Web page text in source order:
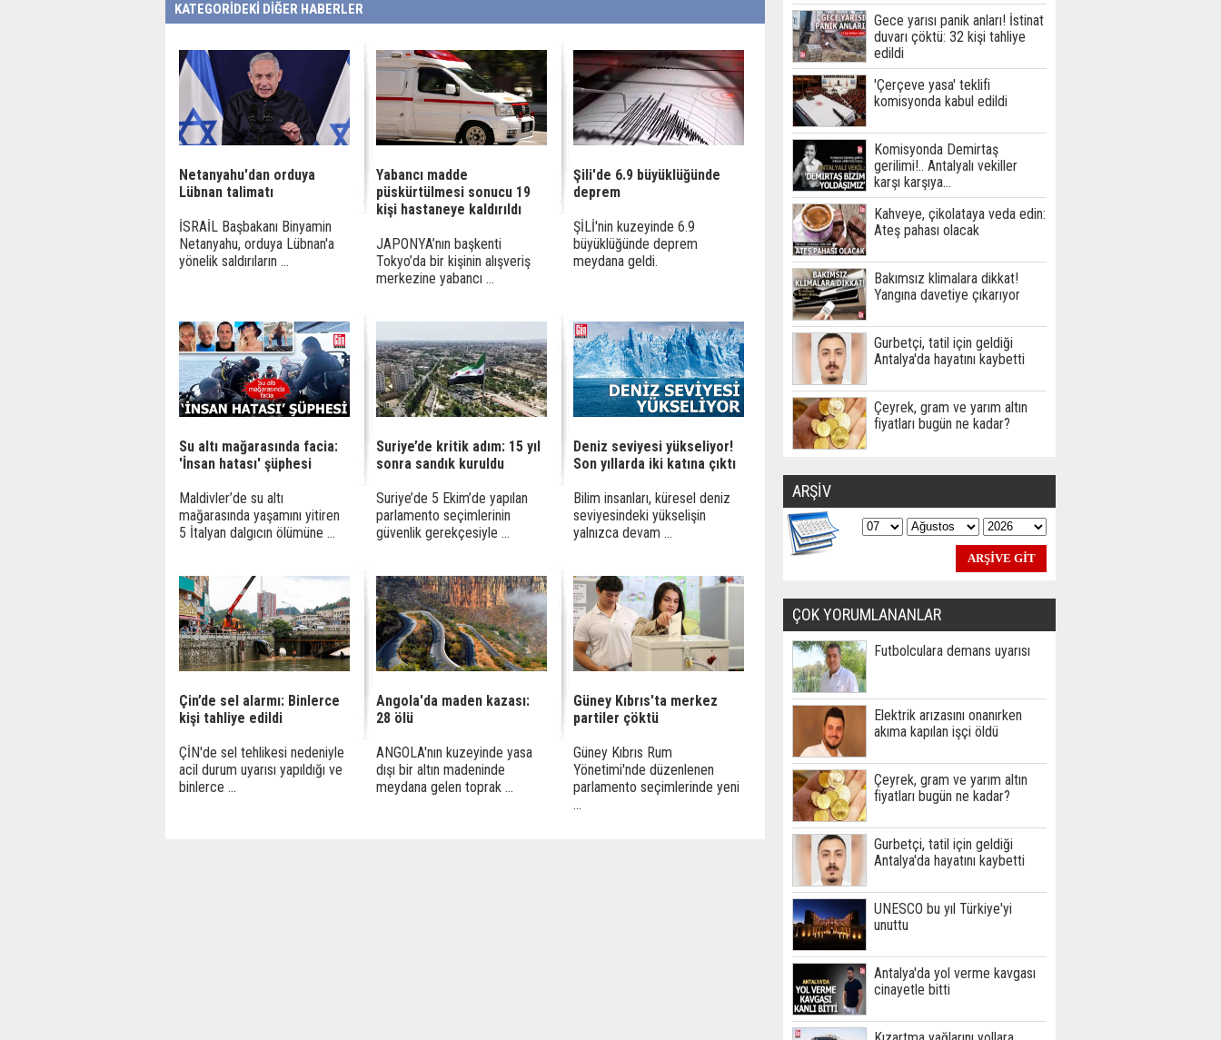
KATEGORİDEKİ DİĞER HABERLER
Netanyahu'dan orduya
Lübnan talimatı
İSRAİL Başbakanı Binyamin
Netanyahu, orduya Lübnan'a
yönelik saldırıların ...
Yabancı madde
püskürtülmesi sonucu 19
kişi hastaneye kaldırıldı
JAPONYA’nın başkenti
Tokyo’da bir kişinin alışveriş
merkezine yabancı ...
Şili'de 6.9 büyüklüğünde
deprem
ŞİLİ'nin kuzeyinde 6.9
büyüklüğünde deprem
meydana geldi.
Su altı mağarasında facia:
'İnsan hatası' şüphesi
Maldivler’de su altı
mağarasında yaşamını yitiren
5 İtalyan dalgıcın ölümüne ...
Suriye’de kritik adım: 15 yıl
sonra sandık kuruldu
Suriye’de 5 Ekim’de yapılan
parlamento seçimlerinin
güvenlik gerekçesiyle ...
Deniz seviyesi yükseliyor!
Son yıllarda iki katına çıktı
Bilim insanları, küresel deniz
seviyesindeki yükselişin
yalnızca devam ...
Çin’de sel alarmı: Binlerce
kişi tahliye edildi
ÇİN'de sel tehlikesi nedeniyle
acil durum uyarısı yapıldığı ve
binlerce ...
Angola'da maden kazası:
28 ölü
ANGOLA'nın kuzeyinde yasa
dışı bir altın madeninde
meydana gelen toprak ...
Güney Kıbrıs'ta merkez
partiler çöktü
Güney Kıbrıs Rum
Yönetimi'nde düzenlenen
parlamento seçimlerinde yeni
...
Gece yarısı panik anları! İstinat
duvarı çöktü: 32 kişi tahliye
edildi
'Çerçeve yasa' teklifi
komisyonda kabul edildi
Komisyonda Demirtaş
gerilimi!.. Antalyalı vekiller
karşı karşıya…
Kahveye, çikolataya veda edin:
Ateş pahası olacak
Bakımsız klimalara dikkat!
Yangına davetiye çıkarıyor
Gurbetçi, tatil için geldiği
Antalya'da hayatını kaybetti
Çeyrek, gram ve yarım altın
fiyatları bugün ne kadar?
ARŞİV
ÇOK YORUMLANANLAR
Futbolculara demans uyarısı
Elektrik arızasını onanırken
akıma kapılan işçi öldü
Çeyrek, gram ve yarım altın
fiyatları bugün ne kadar?
Gurbetçi, tatil için geldiği
Antalya'da hayatını kaybetti
UNESCO bu yıl Türkiye'yi
unuttu
Antalya'da yol verme kavgası
cinayetle bitti